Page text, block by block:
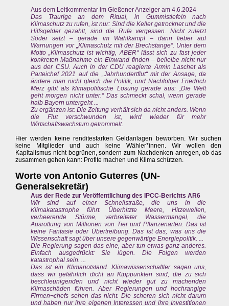
Aus dem Leitkommentar im Gießener Anzeiger am 4.6.2024
Das Traurige an dem Ritual, in Gummistiefeln nach
Klimaschutz zu rufen, ist nur: Sind die Keller getrocknet und die
Hilfsgelder gezahlt, sind die Rufe vergessen. Nicht zuletzt
Söder setzt – gerade im Wahlkampf – dann lieber auf
Warnungen vor „Klimaschutz mit der Brechstange“. Unter dem
Motto „Klimaschutz ist wichtig, ABER“ lässt sich zu fast jeder
konkreten Maßnahme ein Einwand finden – beileibe nicht nur
aus der CSU. Auch in der CDU reagierte Armin Laschet als
Parteichef 2021 auf die „Jahrhundertflut“ mit der Ansage, da
ändere man nicht gleich die Politik, und Nachfolger Friedrich
Merz gibt als klimapolitische Losung gerade aus: „Die Welt
geht morgen nicht unter.“ Das schmeckt schal, wenn gerade
halb Bayern untergeht ...
Zu ergänzen ist: Die Zeitung verhält sich da nicht anders. Wenn
die Flut verschwunden ist, wird wieder für mehr
Wirtschaftswachstum getrommelt.
Hier werden keine renditestarken Geldanlagen beworben. Wir suchen
keine Mitglieder und auch keine Wähler*innen. Wir wollen den
Kapitalismus nicht begrünen, sondern zum Nachdenken anregen, ob das
zusammen gehen kann: Profite machen und Klima schützen.
Worte von Antonio Guterres (UN-
Generalsekretär)
Aus der Rede zur Veröffentlichung des IPCC-Berichts AR6
Wir sind auf einer Schnellstraße, die uns in die
Klimakatastrophe führt. Überhitzte Meere, Hitzewellen,
verheerende Stürme, verbreiteter Wassermangel, die
Ausrottung von Millionen von Tier und Pflanzenarten. Das ist
keine Fantasie oder Übertreibung. Das ist das, was uns die
Wissenschaft sagt über unsere gegenwärtige Energiepolitik. ...
Die Regierung sagen das eine, aber tun etwas ganz anderes.
Einfach ausgedrückt: Sie lügen. Die Folgen werden
katastrophal sein. ...
Das ist ein Klimanotstand. Klimawissenschaftler sagen uns,
dass wir gefährlich dicht an Kipppunkten sind, die zu sich
beschleunigenden und nicht wieder gut zu machenden
Klimaschäden führen. Aber Regierungen und hochrangige
Firmen¬chefs sehen das nicht. Die scheren sich nicht darum
und haben nur ihre eigenen Interessen und ihre Investitionen